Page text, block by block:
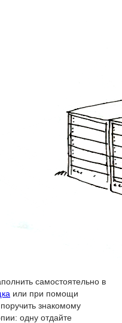
самостоятельно в
или при помощи
знакомому
одну отдайте